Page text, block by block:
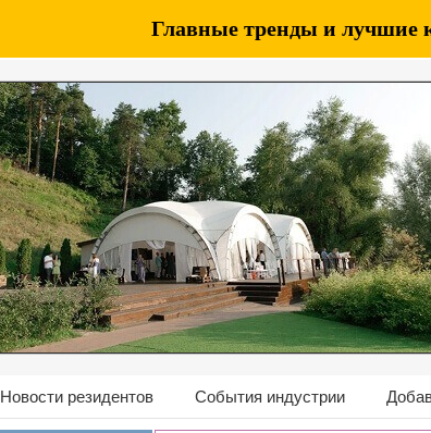
Главные тренды и лучшие
Новости резидентов События индустрии